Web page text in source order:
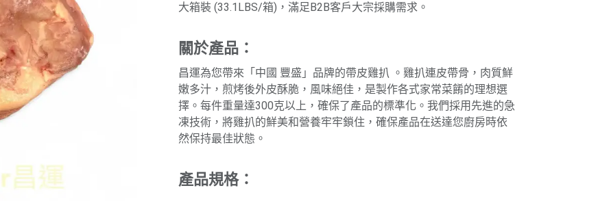
大箱裝 (33.1LBS/箱)，滿足B2B客戶大宗採購需求。
關於產品：
昌運為您帶來「中國 豐盛」品牌的帶皮雞扒 。雞扒連皮帶骨，肉質鮮
嫩多汁，煎烤後外皮酥脆，風味絕佳，是製作各式家常菜餚的理想選
擇。每件重量達300克以上，確保了產品的標準化。我們採用先進的急
凍技術，將雞扒的鮮美和營養牢牢鎖住，確保產品在送達您廚房時依
然保持最佳狀態。
產品規格：